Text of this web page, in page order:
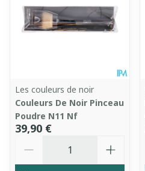
Les couleurs de noir
Couleurs De Noir Pinceau
Poudre N11 Nf
39,90 €